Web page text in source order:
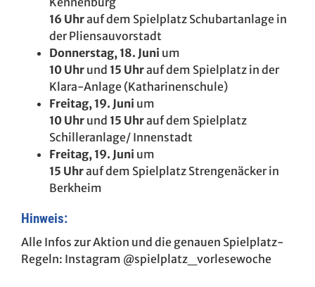
16 Uhrauf dem Spielplatz Schubartanlage in
der Pliensauvorstadt
Donnerstag, 18. Juni um
10 Uhr und 15 Uhrauf dem Spielplatz in der
Klara-Anlage (Katharinenschule)
Freitag, 19. Juni um
10 Uhr und 15 Uhrauf dem Spielplatz
Schilleranlage/ Innenstadt
Freitag, 19. Juni um
15 Uhrauf dem Spielplatz Strengenäcker in
Berkheim
Hinweis:
Alle Infos zur Aktion und die genauen Spielplatz-
Regeln: Instagram @spielplatz_vorlesewoche